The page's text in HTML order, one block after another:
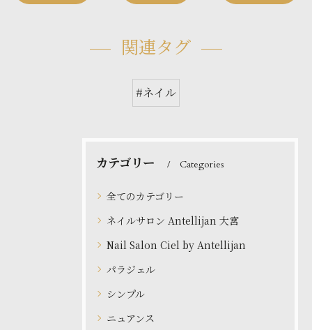
関連タグ
#ネイル
カテゴリー Categories
全てのカテゴリー
ネイルサロン Antellijan 大宮
Nail Salon Ciel by Antellijan
パラジェル
シンプル
ニュアンス